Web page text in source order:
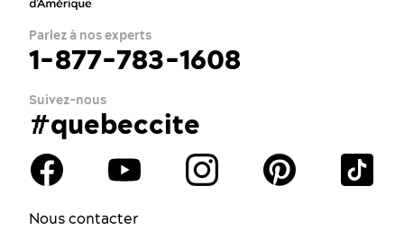
Parlez à nos experts
1-877-783-1608
Suivez-nous
#quebeccite
Nous contacter